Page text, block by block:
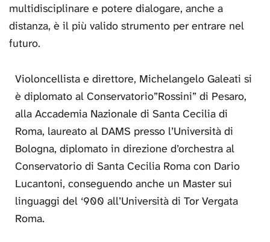
multidisciplinare e potere dialogare, anche a
distanza, è il più valido strumento per entrare nel
futuro.
Violoncellista e direttore, Michelangelo Galeati si
è diplomato al Conservatorio”Rossini” di Pesaro,
alla Accademia Nazionale di Santa Cecilia di
Roma, laureato al DAMS presso l’Università di
Bologna, diplomato in direzione d’orchestra al
Conservatorio di Santa Cecilia Roma con Dario
Lucantoni, conseguendo anche un Master sui
linguaggi del ‘900 all’Università di Tor Vergata
Roma.